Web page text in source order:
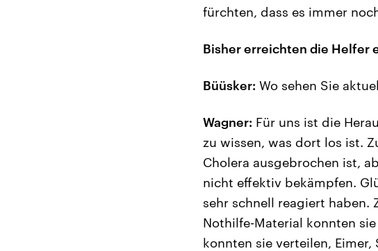
fürchten, dass es immer
Bisher erreichten die Helfer
Büüsker: Wo sehen Sie
Wagner: Für uns ist die
zu wissen, was dort los ist.
Cholera ausgebrochen ist,
nicht effektiv bekämpfen.
sehr schnell reagiert haben.
Nothilfe-Material konnten
konnten sie verteilen,